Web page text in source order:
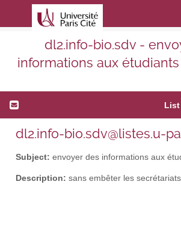
dl2.info-bio.sdv -
informations aux
dl2.info-bio.sdv@listes.u-
Subject: envoyer des informations aux
Description: sans embêter les secrétariats